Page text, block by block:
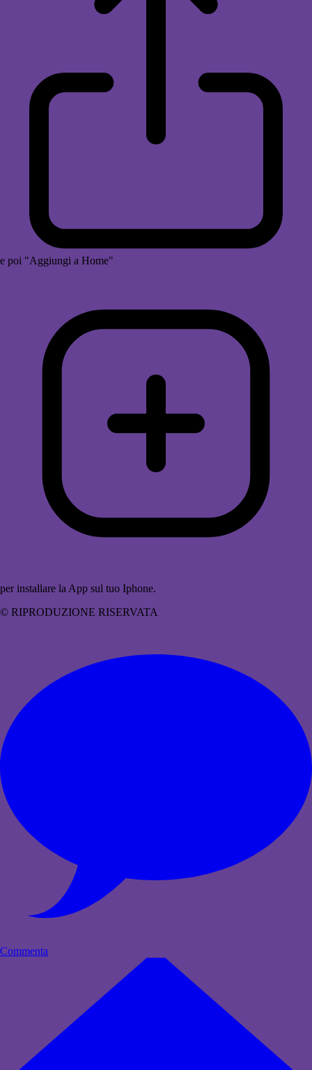
e poi "Aggiungi a Home"
per installare la App sul tuo Iphone.
© RIPRODUZIONE RISERVATA
Commenta